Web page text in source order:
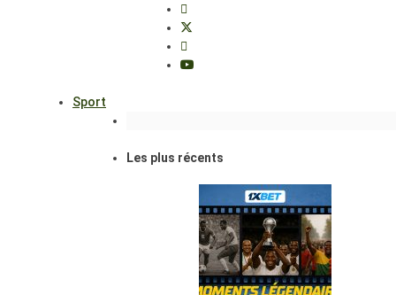
Sport
Les plus récents